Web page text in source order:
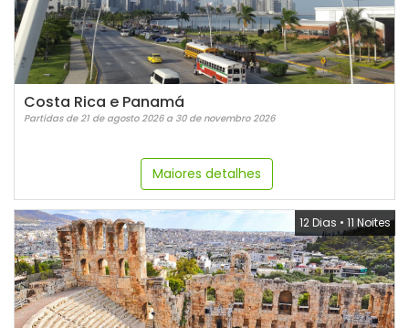
Costa Rica e Panamá
Partidas de 21 de agosto 2026 a 30 de novembro 2026
Maiores detalhes
12 Dias • 11 Noites